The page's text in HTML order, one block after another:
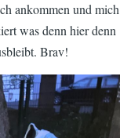
ankommen und mich
was denn hier denn
Brav!